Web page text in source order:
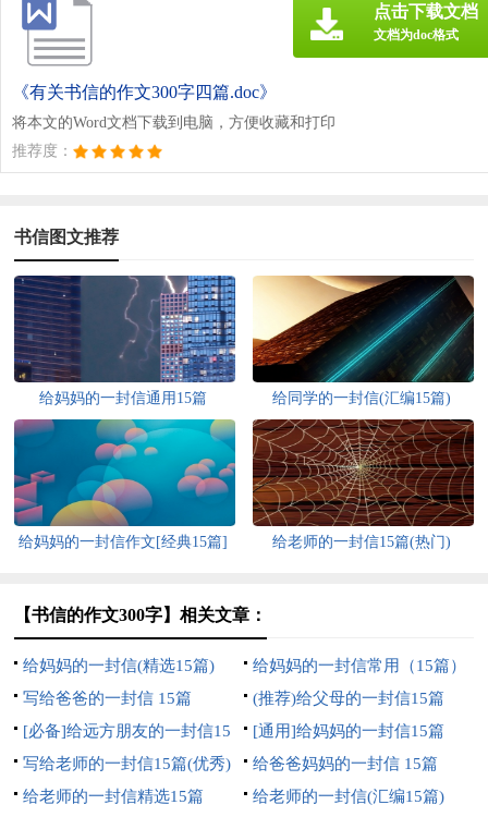
《有关书信的作文300字四篇.doc》
将本文的Word文档下载到电脑，方便收藏和打印
推荐度：
点击下载文档
文档为doc格式
书信图文推荐
给妈妈的一封信通用15篇 给同学的一封信(汇编15篇)
给妈妈的一封信作文[经典15篇] 给老师的一封信15篇(热门)
【书信的作文300字】相关文章：
给妈妈的一封信(精选15篇)
给妈妈的一封信常用（15篇）
写给爸爸的一封信 15篇
(推荐)给父母的一封信15篇
[必备]给远方朋友的一封信15
篇
[通用]给妈妈的一封信15篇
写给老师的一封信15篇(优秀)
给爸爸妈妈的一封信 15篇
给老师的一封信精选15篇
给老师的一封信(汇编15篇)